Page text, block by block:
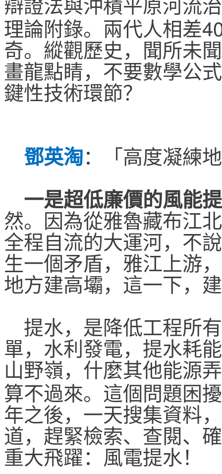
辯證法與沖積平原河流
理論附錄。兩代人相差
奇。縱觀歷史，聞所未
畫龍點睛，不要數學公
鍵性技術環節？
鄧英淘：
「高度凝練
一是超低廉價的風能
然。因為從雅魯藏布江
全程自流的大運河，不
生一個矛盾，雅江上游
地方建高壩，這一下，
提水，是降低工程所
單，水利發電，提水耗
山野嶺，什麼其他能源
算不過來。這個問題困
年之後，一天搜集資料
道，趕緊檢索、查閱、
重大飛躍：風電提水！